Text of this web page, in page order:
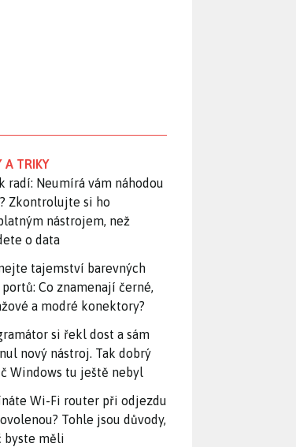
A TRIKY
radí: Neumírá vám náhodou
Zkontrolujte si ho
nástrojem, než
o data
tajemství barevných
portů: Co znamenají černé,
a modré konektory?
si řekl dost a sám
nový nástroj. Tak dobrý
Windows tu ještě nebyl
Wi-Fi router při odjezdu
Tohle jsou důvody,
byste měli